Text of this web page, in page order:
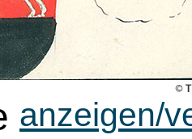
anzeigen/